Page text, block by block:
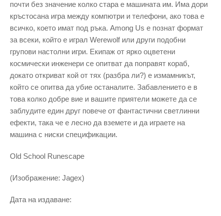
почти без значение колко стара е машината им. Има дори
кръстосана игра между компютри и телефони, ако това е
всичко, което имат под ръка. Among Us е познат формат
за всеки, който е играл Werewolf или други подобни
групови настолни игри. Екипаж от ярко оцветени
космически инженери се опитват да поправят кораб,
докато откриват кой от тях (разбра ли?) е измамникът,
който се опитва да убие останалите. Забавлението е в
това колко добре вие ​​и вашите приятели можете да се
заблудите един друг повече от фантастични светлинни
ефекти, така че е лесно да вземете и да играете на
машина с ниски спецификации.
Old School Runescape
(Изображение: Jagex)
Дата на издаване: